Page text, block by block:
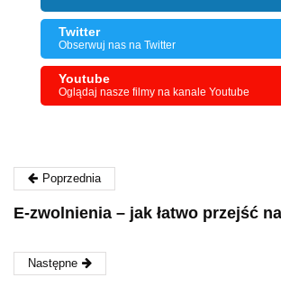
Twitter
Obserwuj nas na Twitter
Youtube
Oglądaj nasze filmy na kanale Youtube
Poprzednia
E-zwolnienia – jak łatwo przejść
Następne